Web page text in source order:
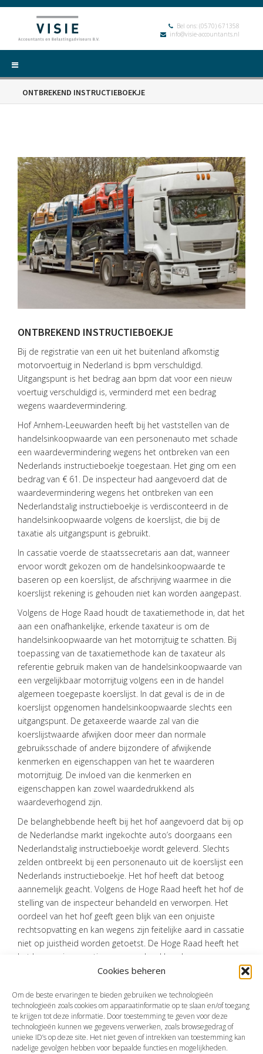
Cookies beheren
Om de beste ervaringen te bieden gebruiken we technologieën
technologieën zoals cookies om apparaatinformatie op te slaan en/of toegang
te krijgen tot deze informatie. Door toestemming te geven voor deze
technologieën kunnen we gegevens verwerken, zoals browsegedrag of
unieke ID’s op deze site. Het niet geven of intrekken van toestemming kan
nadelige gevolgen hebben voor bepaalde functies en mogelijkheden.
Bel ons: (0570) 671358
info@visie-accountants.nl
HOME
OVER
VISIE
ACTUEEL
CONTACT
ONTBREKEND INSTRUCTIEBOEKJE
ONTBREKEND INSTRUCTIEBOEKJE
Bij de registratie van een uit het buitenland afkomstig
motorvoertuig in Nederland is bpm verschuldigd.
Uitgangspunt is het bedrag aan bpm dat voor een nieuw
voertuig verschuldigd is, verminderd met een bedrag
wegens waardevermindering.
Hof Arnhem-Leeuwarden heeft bij het vaststellen van de
handelsinkoopwaarde van een personenauto met schade
een waardevermindering wegens het ontbreken van een
Nederlands instructieboekje toegestaan. Het ging om een
bedrag van € 61. De inspecteur had aangevoerd dat de
waardevermindering wegens het ontbreken van een
Nederlandstalig instructieboekje is verdisconteerd in de
handelsinkoopwaarde volgens de koerslijst, die bij de
taxatie als uitgangspunt is gebruikt.
In cassatie voerde de staatssecretaris aan dat, wanneer
ervoor wordt gekozen om de handelsinkoopwaarde te
baseren op een koerslijst, de afschrijving waarmee in die
koerslijst rekening is gehouden niet kan worden aangepast.
Volgens de Hoge Raad houdt de taxatiemethode in, dat het
aan een onafhankelijke, erkende taxateur is om de
handelsinkoopwaarde van het motorrijtuig te schatten. Bij
toepassing van de taxatiemethode kan de taxateur als
referentie gebruik maken van de handelsinkoopwaarde van
een vergelijkbaar motorrijtuig volgens een in de handel
algemeen toegepaste koerslijst. In dat geval is de in de
koerslijst opgenomen handelsinkoopwaarde slechts een
uitgangspunt. De getaxeerde waarde zal van die
koerslijstwaarde afwijken door meer dan normale
gebruiksschade of andere bijzondere of afwijkende
kenmerken en eigenschappen van het te waarderen
motorrijtuig. De invloed van die kenmerken en
eigenschappen kan zowel waardedrukkend als
waardeverhogend zijn.
De belanghebbende heeft bij het hof aangevoerd dat bij op
de Nederlandse markt ingekochte auto’s doorgaans een
Nederlandstalig instructieboekje wordt geleverd. Slechts
zelden ontbreekt bij een personenauto uit de koerslijst een
Nederlands instructieboekje. Het hof heeft dat betoog
aannemelijk geacht. Volgens de Hoge Raad heeft het hof de
stelling van de inspecteur behandeld en verworpen. Het
oordeel van het hof geeft geen blijk van een onjuiste
rechtsopvatting en kan wegens zijn feitelijke aard in cassatie
niet op juistheid worden getoetst. De Hoge Raad heeft het
het beroep in cassatie ongegrond verklaard.
Bron:Hoge Raad | jurisprudentie | ECLINLHR2023692, 21/00182 | 11-
Vorige Volgende